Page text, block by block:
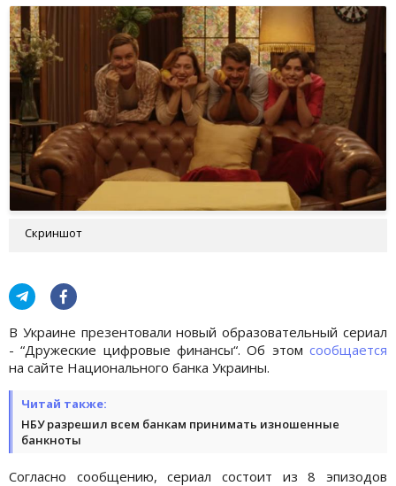
Скриншот
В Украине презентовали новый образовательный сериал
- “Дружеские цифровые финансы“. Об этом сообщается
на сайте Национального банка Украины.
Читай также:
НБУ разрешил всем банкам принимать изношенные
банкноты
Согласно сообщению, сериал состоит из 8 эпизодов